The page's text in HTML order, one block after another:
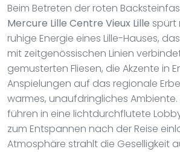
Beim Betreten der roten
Mercure Lille Centre Vieux Lille spürt
ruhige Energie eines Lille-Hauses,
mit zeitgenössischen Linien
gemusterten Fliesen, die Akzente in
Anspielungen auf das regionale
warmes, unaufdringliches
führen in eine lichtdurchflutete
zum Entspannen nach der Reise
Atmosphäre strahlt die Geselligkeit